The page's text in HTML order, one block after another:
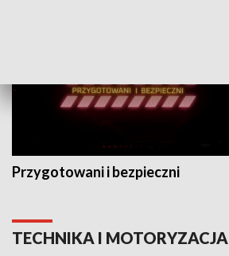
Przygotowani i bezpieczni
TECHNIKA I MOTORYZACJA